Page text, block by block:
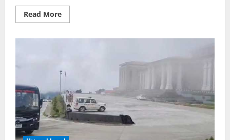
Read MoreRead
more
खुला
मौसम,
हुई
हेली
सेवा;
एमआई-17
से
जा